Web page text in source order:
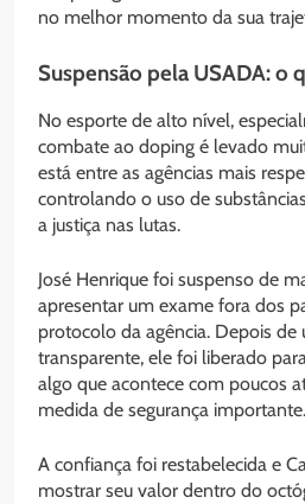
no melhor momento da sua
Suspensão pela USADA: o
No esporte de alto nível,
combate ao doping é levado
está entre as agências mais
controlando o uso de
a justiça nas lutas.
José Henrique foi suspenso de
apresentar um exame fora dos
protocolo da agência. Depois de
transparente, ele foi liberado
algo que acontece com poucos
medida de segurança importante.
A confiança foi restabelecida e
mostrar seu valor dentro do